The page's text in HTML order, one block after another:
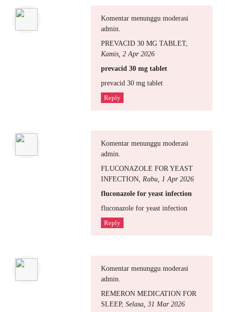
Komentar menunggu moderasi
admin.
PREVACID 30 MG TABLET,
Kamis, 2 Apr 2026
prevacid 30 mg tablet
prevacid 30 mg tablet
Reply
Komentar menunggu moderasi
admin.
FLUCONAZOLE FOR YEAST
INFECTION Rabu, 1 Apr 2026
fluconazole for yeast infection
fluconazole for yeast infection
Reply
Komentar menunggu moderasi
admin.
REMERON MEDICATION FOR
SLEEP, Selasa, 31 Mar 2026